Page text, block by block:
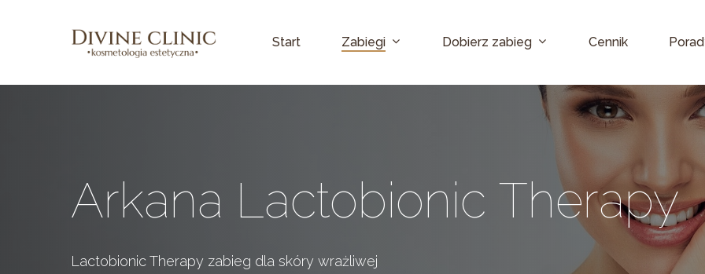
content
Start Zabiegi
Arkana Derma CollAGE
Arkana C-Fusion Glow
Arkana Eye Flower Peel
ARGININ ILI-PEEL
Dobierz zabieg Cennik
Arkana Lactobionic Therapy
Lactobionic Therapy zabieg dla skóry wrażliwej